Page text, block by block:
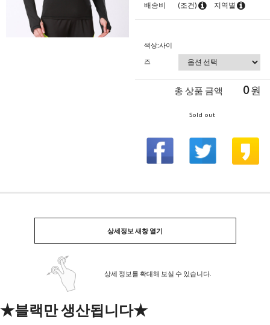
배송비 (조건) 지역별
색상:사이
즈
총 상품 금액 0원
Sold out
상세정보 새창 열기
상세 정보를 확대해 보실 수 있습니다.
★블랙만 생산됩니다★